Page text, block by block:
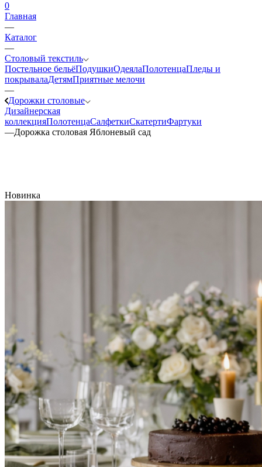
0
Главная
—
Каталог
—
Столовый текстиль
Постельное бельёПодушкиОдеялаПолотенцаПледы и
покрывалаДетямПриятные мелочи
—
Дорожки столовые
Дизайнерская
коллекцияПолотенцаСалфеткиСкатертиФартуки
—Дорожка столовая Яблоневый сад
Новинка